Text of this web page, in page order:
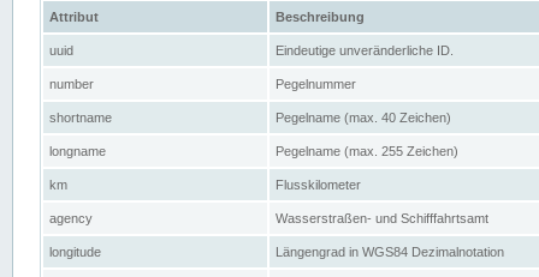
Attribut Beschreibung
uuid Eindeutige unveränderliche ID.
number Pegelnummer
shortname Pegelname (max. 40 Zeichen)
longname Pegelname (max. 255 Zeichen)
km Flusskilometer
agency Wasserstraßen- und Schifffahrtsamt
longitude Längengrad in WGS84 Dezimalnotation